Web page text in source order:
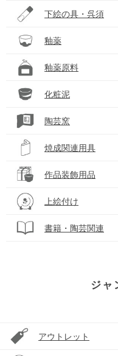
下絵の具・呉須
釉薬
釉薬原料
化粧泥
陶芸窯
焼成関連用具
作品装飾用品
上絵付け
書籍・陶芸関連
ジャ
アウトレット